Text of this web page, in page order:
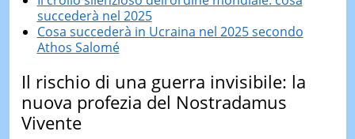
succederà nel 2025
Cosa succederà in Ucraina nel 2025 secondo
Athos Salomé
Il rischio di una guerra invisibile: la
nuova profezia del Nostradamus
Vivente